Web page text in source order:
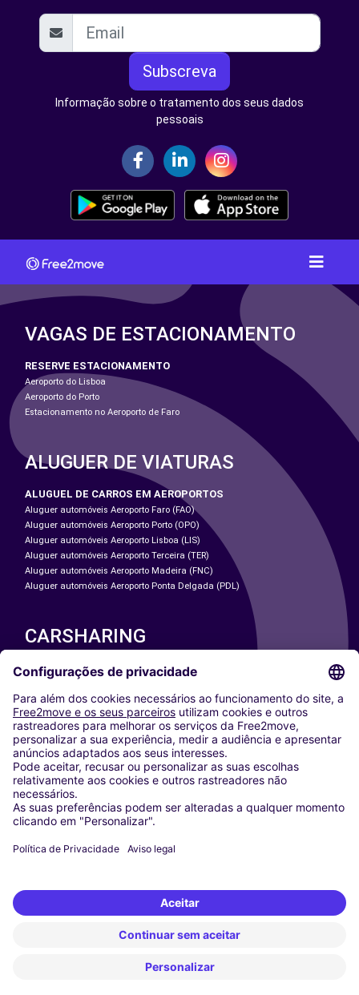
Subscreva
Informação sobre o tratamento dos seus dados
pessoais
VAGAS DE ESTACIONAMENTO
RESERVE ESTACIONAMENTO
Aeroporto do Lisboa
Aeroporto do Porto
Estacionamento no Aeroporto de Faro
ALUGUER DE VIATURAS
ALUGUEL DE CARROS EM AEROPORTOS
Aluguer automóveis Aeroporto Faro (FAO)
Aluguer automóveis Aeroporto Porto (OPO)
Aluguer automóveis Aeroporto Lisboa (LIS)
Aluguer automóveis Aeroporto Terceira (TER)
Aluguer automóveis Aeroporto Madeira (FNC)
Aluguer automóveis Aeroporto Ponta Delgada (PDL)
CARSHARING
NOSSAS CIDADES
Washington DC
Milan
Rome
Turin
Vienna
Berlin
Cologne
Dusseldorf
Frankfurt
Munich